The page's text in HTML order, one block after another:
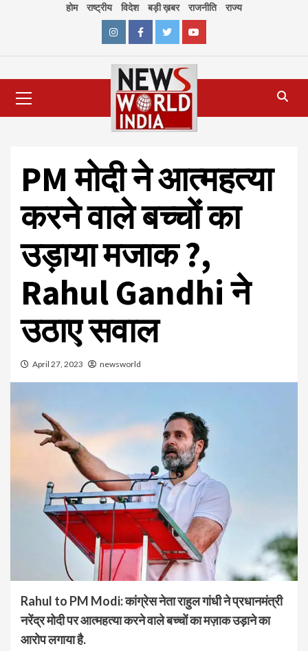
होम राष्ट्रीय विदेश बड़ी ख़बर राजनीति राज्य
InstagramFacebookTwitterYoutube
Menu
PM मोदी ने आत्महत्या
करने वाले बच्चों का
उड़ाया मजाक ?,
Rahul Gandhi ने
उठाए सवाल
April 27, 2023 newsworld
Rahul to PM Modi:कांग्रेस नेता राहुल गांधी ने प्रधानमंत्री
नरेंद्र मोदी पर आत्महत्या करने वाले बच्चों का मज़ाक उड़ाने का
आरोप लगाया है.